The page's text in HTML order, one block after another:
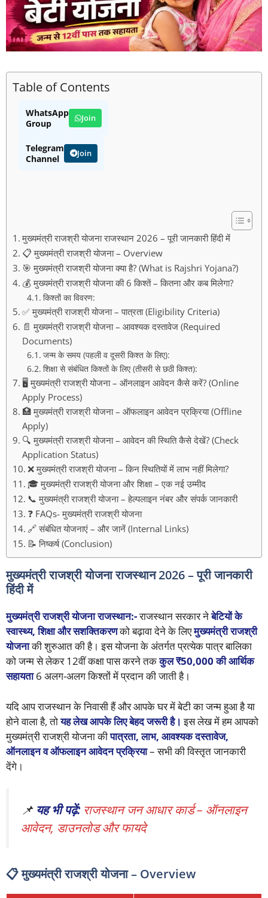
Table of Contents
WhatsApp
Group
Join
Telegram
Channel
Join
मुख्यमंत्री राजश्री योजना राजस्थान 2026 – पूरी जानकारी हिंदी में
📋 मुख्यमंत्री राजश्री योजना – Overview
🎯 मुख्यमंत्री राजश्री योजना क्या है? (What is Rajshri Yojana?)
💰 मुख्यमंत्री राजश्री योजना की 6 किश्तें – कितना और कब मिलेगा?
किश्तों का विवरण:
✅ मुख्यमंत्री राजश्री योजना – पात्रता (Eligibility Criteria)
📄 मुख्यमंत्री राजश्री योजना – आवश्यक दस्तावेज (Required
Documents)
जन्म के समय (पहली व दूसरी किश्त के लिए):
शिक्षा से संबंधित किश्तों के लिए (तीसरी से छठी किश्त):
🖥️ मुख्यमंत्री राजश्री योजना – ऑनलाइन आवेदन कैसे करें? (Online
Apply Process)
🏥 मुख्यमंत्री राजश्री योजना – ऑफलाइन आवेदन प्रक्रिया (Offline
Apply)
🔍 मुख्यमंत्री राजश्री योजना – आवेदन की स्थिति कैसे देखें? (Check
Application Status)
❌ मुख्यमंत्री राजश्री योजना – किन स्थितियों में लाभ नहीं मिलेगा?
🎓 मुख्यमंत्री राजश्री योजना और शिक्षा – एक नई उम्मीद
📞 मुख्यमंत्री राजश्री योजना – हेल्पलाइन नंबर और संपर्क जानकारी
❓ FAQs- मुख्यमंत्री राजश्री योजना
🔗 संबंधित योजनाएं – और जानें (Internal Links)
📝 निष्कर्ष (Conclusion)
मुख्यमंत्री राजश्री योजना राजस्थान 2026 – पूरी जानकारी
हिंदी में
मुख्यमंत्री राजश्री योजना राजस्थान:-राजस्थान सरकार नेबेटियों के
स्वास्थ्य, शिक्षा और सशक्तिकरणको बढ़ावा देने के लिएमुख्यमंत्री राजश्री
योजनाकी शुरुआत की है। इस योजना के अंतर्गत प्रत्येक पात्र बालिका
को जन्म से लेकर 12वीं कक्षा पास करने तककुल ₹50,000 की आर्थिक
सहायता6 अलग-अलग किश्तों में प्रदान की जाती है।
यदि आप राजस्थान के निवासी हैं और आपके घर में बेटी का जन्म हुआ है या
होने वाला है, तोयह लेख आपके लिए बेहद जरूरी है। इस लेख में हम आपको
मुख्यमंत्री राजश्री योजना कीपात्रता, लाभ, आवश्यक दस्तावेज,
ऑनलाइन व ऑफलाइन आवेदन प्रक्रिया– सभी की विस्तृत जानकारी
देंगे।
📌 यह भी पढ़ें: राजस्थान जन आधार कार्ड – ऑनलाइन
आवेदन, डाउनलोड और फायदे
📋 मुख्यमंत्री राजश्री योजना – Overview